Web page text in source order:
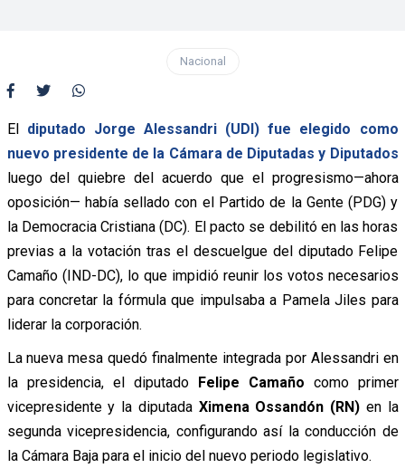
Nacional
El diputado Jorge Alessandri (UDI) fue elegido como
nuevo presidente de la Cámara de Diputadas y Diputados
luego del quiebre del acuerdo que el progresismo—ahora
oposición— había sellado con el Partido de la Gente (PDG) y
la Democracia Cristiana (DC). El pacto se debilitó en las horas
previas a la votación tras el descuelgue del diputado Felipe
Camaño (IND-DC), lo que impidió reunir los votos necesarios
para concretar la fórmula que impulsaba a Pamela Jiles para
liderar la corporación.
La nueva mesa quedó finalmente integrada por Alessandri en
la presidencia, el diputado Felipe Camaño como primer
vicepresidente y la diputadaXimena Ossandón (RN) en la
segunda vicepresidencia, configurando así la conducción de
la Cámara Baja para el inicio del nuevo periodo legislativo.